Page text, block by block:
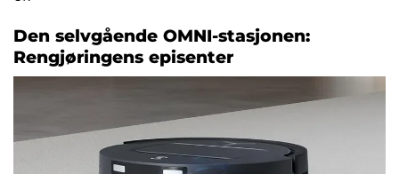
Den selvgående OMNI-stasjonen:
Rengjøringens episenter